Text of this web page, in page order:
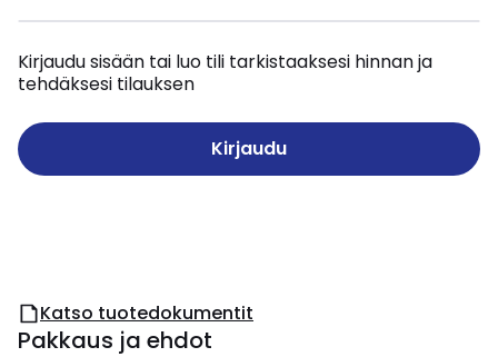
Kirjaudu sisään tai luo tili tarkistaaksesi hinnan ja
tehdäksesi tilauksen
Kirjaudu
Katso tuotedokumentit
Pakkaus ja ehdot